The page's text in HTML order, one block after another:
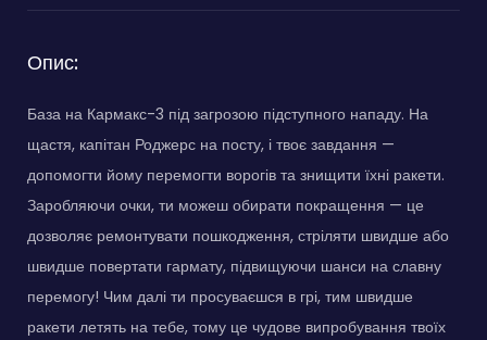
Опис:
База на Кармакс-3 під загрозою підступного нападу. На
щастя, капітан Роджерс на посту, і твоє завдання —
допомогти йому перемогти ворогів та знищити їхні ракети.
Заробляючи очки, ти можеш обирати покращення — це
дозволяє ремонтувати пошкодження, стріляти швидше або
швидше повертати гармату, підвищуючи шанси на славну
перемогу! Чим далі ти просуваєшся в грі, тим швидше
ракети летять на тебе, тому це чудове випробування твоїх